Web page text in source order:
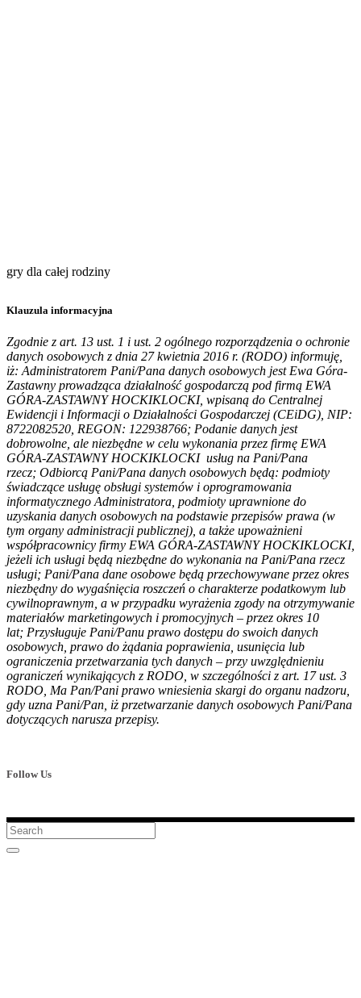
gry dla całej rodziny
Klauzula informacyjna
Zgodnie z art. 13 ust. 1 i ust. 2 ogólnego rozporządzenia o ochronie
danych osobowych z dnia 27 kwietnia 2016 r. (RODO) informuję,
iż: Administratorem Pani/Pana danych osobowych jest Ewa Góra-
Zastawny prowadząca działalność gospodarczą pod firmą EWA
GÓRA-ZASTAWNY HOCKIKLOCKI, wpisaną do Centralnej
Ewidencji i Informacji o Działalności Gospodarczej (CEiDG), NIP:
8722082520, REGON: 122938766; Podanie danych jest
dobrowolne, ale niezbędne w celu wykonania przez firmę EWA
GÓRA-ZASTAWNY HOCKIKLOCKI usług na Pani/Pana
rzecz; Odbiorcą Pani/Pana danych osobowych będą: podmioty
świadczące usługę obsługi systemów i oprogramowania
informatycznego Administratora, podmioty uprawnione do
uzyskania danych osobowych na podstawie przepisów prawa (w
tym organy administracji publicznej), a także upoważnieni
współpracownicy firmy EWA GÓRA-ZASTAWNY HOCKIKLOCKI,
jeżeli ich usługi będą niezbędne do wykonania na Pani/Pana rzecz
usługi; Pani/Pana dane osobowe będą przechowywane przez okres
niezbędny do wygaśnięcia roszczeń o charakterze podatkowym lub
cywilnoprawnym, a w przypadku wyrażenia zgody na otrzymywanie
materiałów marketingowych i promocyjnych – przez okres 10
lat; Przysługuje Pani/Panu prawo dostępu do swoich danych
osobowych, prawo do żądania poprawienia, usunięcia lub
ograniczenia przetwarzania tych danych – przy uwzględnieniu
ograniczeń wynikających z RODO, w szczególności z art. 17 ust. 3
RODO, Ma Pan/Pani prawo wniesienia skargi do organu nadzoru,
gdy uzna Pani/Pan, iż przetwarzanie danych osobowych Pani/Pana
dotyczących narusza przepisy.
Follow Us